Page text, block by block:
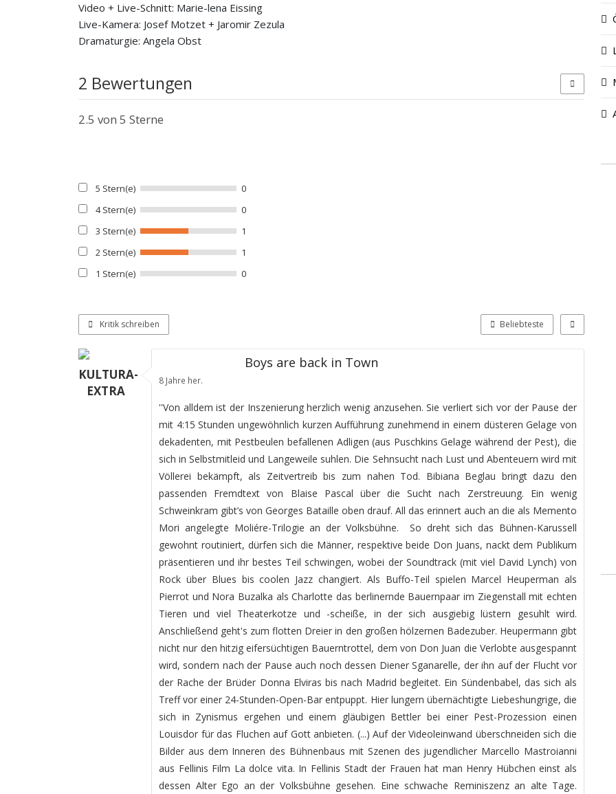
Video + Live-Schnitt: Marie-lena Eissing
Live-Kamera: Josef Motzet + Jaromir Zezula
Dramaturgie: Angela Obst
2 Bewertungen
2.5 von 5 Sterne
5 Stern(e)
0
4 Stern(e)
0
3 Stern(e)
1
2 Stern(e)
1
1 Stern(e)
0
Kritik schreiben Beliebteste
KULTURA-
EXTRA
Boys are back in Town
8 Jahre her.
''Von alldem ist der Inszenierung herzlich wenig anzusehen. Sie verliert sich vor der Pause der
mit 4:15 Stunden ungewöhnlich kurzen Aufführung zunehmend in einem düsteren Gelage von
dekadenten, mit Pestbeulen befallenen Adligen (aus Puschkins Gelage während der Pest), die
sich in Selbstmitleid und Langeweile suhlen. Die Sehnsucht nach Lust und Abenteuern wird mit
Völlerei bekämpft, als Zeitvertreib bis zum nahen Tod. Bibiana Beglau bringt dazu den
passenden Fremdtext von Blaise Pascal über die Sucht nach Zerstreuung. Ein wenig
Schweinkram gibt’s von Georges Bataille oben drauf. All das erinnert auch an die als Memento
Mori angelegte Moliére-Trilogie an der Volksbühne. So dreht sich das Bühnen-Karussell
gewohnt routiniert, dürfen sich die Männer, respektive beide Don Juans, nackt dem Publikum
präsentieren und ihr bestes Teil schwingen, wobei der Soundtrack (mit viel David Lynch) von
Rock über Blues bis coolen Jazz changiert. Als Buffo-Teil spielen Marcel Heuperman als
Pierrot und Nora Buzalka als Charlotte das berlinernde Bauernpaar im Ziegenstall mit echten
Tieren und viel Theaterkotze und -scheiße, in der sich ausgiebig lüstern gesuhlt wird.
Anschließend geht's zum flotten Dreier in den großen hölzernen Badezuber. Heupermann gibt
nicht nur den hitzig eifersüchtigen Bauerntrottel, dem von Don Juan die Verlobte ausgespannt
wird, sondern nach der Pause auch noch dessen Diener Sganarelle, der ihn auf der Flucht vor
der Rache der Brüder Donna Elviras bis nach Madrid begleitet. Ein Sündenbabel, das sich als
Treff vor einer 24-Stunden-Open-Bar entpuppt. Hier lungern übernächtigte Liebeshungrige, die
sich in Zynismus ergehen und einem gläubigen Bettler bei einer Pest-Prozession einen
Louisdor für das Fluchen auf Gott anbieten. (...) Auf der Videoleinwand überschneiden sich die
Bilder aus dem Inneren des Bühnenbaus mit Szenen des jugendlicher Marcello Mastroianni
aus Fellinis Film La dolce vita. In Fellinis Stadt der Frauen hat man Henry Hübchen einst als
dessen Alter Ego an der Volksbühne gesehen. Eine schwache Reminiszenz an alte Tage.